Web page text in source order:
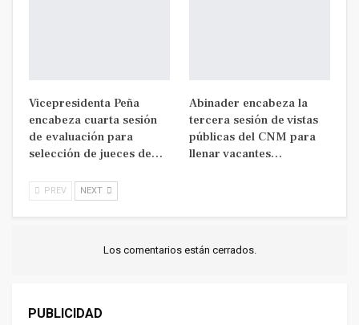
Vicepresidenta Peña
encabeza cuarta sesión
de evaluación para
selección de jueces de…
Abinader encabeza la
tercera sesión de vistas
públicas del CNM para
llenar vacantes…
PREV NEXT
Los comentarios están cerrados.
PUBLICIDAD